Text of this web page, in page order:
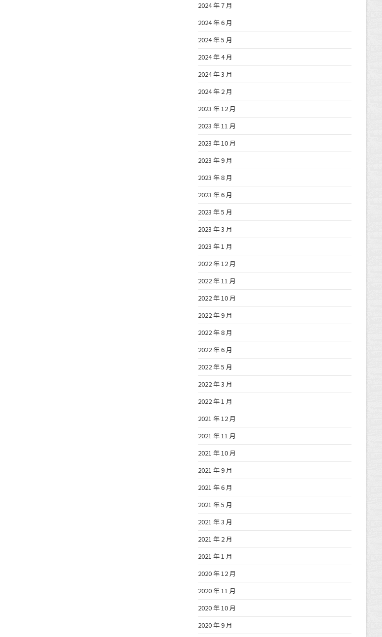
2024 年 7 月
2024 年 6 月
2024 年 5 月
2024 年 4 月
2024 年 3 月
2024 年 2 月
2023 年 12 月
2023 年 11 月
2023 年 10 月
2023 年 9 月
2023 年 8 月
2023 年 6 月
2023 年 5 月
2023 年 3 月
2023 年 1 月
2022 年 12 月
2022 年 11 月
2022 年 10 月
2022 年 9 月
2022 年 8 月
2022 年 6 月
2022 年 5 月
2022 年 3 月
2022 年 1 月
2021 年 12 月
2021 年 11 月
2021 年 10 月
2021 年 9 月
2021 年 6 月
2021 年 5 月
2021 年 3 月
2021 年 2 月
2021 年 1 月
2020 年 12 月
2020 年 11 月
2020 年 10 月
2020 年 9 月